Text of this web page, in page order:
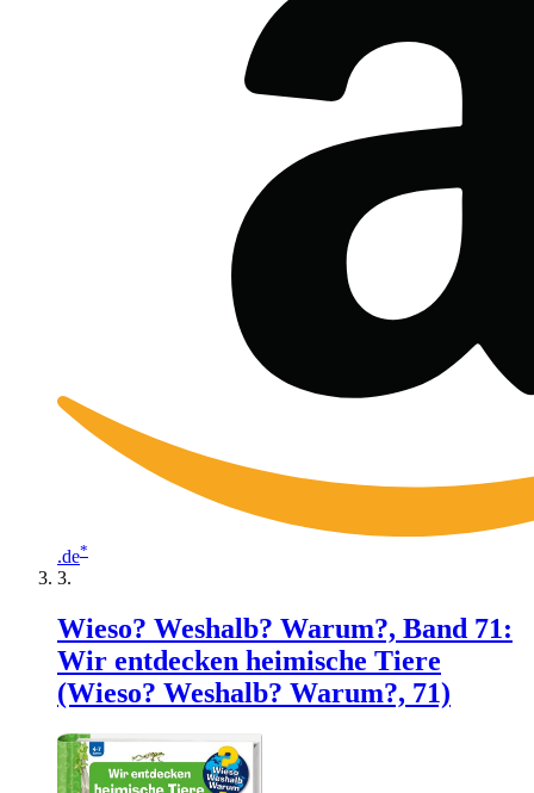
.de*
Wieso? Weshalb? Warum?, Band 71:
Wir entdecken heimische Tiere
(Wieso? Weshalb? Warum?, 71)